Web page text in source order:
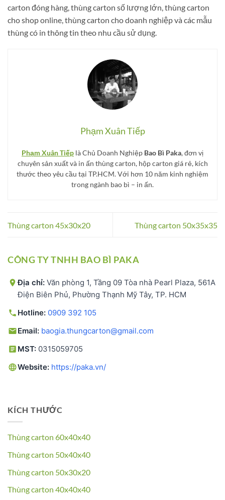
carton đóng hàng, thùng carton số lượng lớn, thùng carton
cho shop online, thùng carton cho doanh nghiệp và các mẫu
thùng có in thông tin theo nhu cầu sử dụng.
Phạm Xuân Tiếp
Phạm Xuân Tiếp là Chủ Doanh Nghiệp Bao Bì Paka, đơn vị
chuyên sản xuất và in ấn thùng carton, hộp carton giá rẻ, kích
thước theo yêu cầu tại TP.HCM. Với hơn 10 năm kinh nghiệm
trong ngành bao bì – in ấn.
Thùng carton 45x30x20 Thùng carton 50x35x35
CÔNG TY TNHH BAO BÌ PAKA
Địa chỉ: Văn phòng 1, Tầng 09 Tòa nhà Pearl Plaza, 561A
Điện Biên Phủ, Phường Thạnh Mỹ Tây, TP. HCM
Hotline: 0909 392 105
Email: baogia.thungcarton@gmail.com
MST: 0315059705
Website: https://paka.vn/
KÍCH THƯỚC
Thùng carton 60x40x40
Thùng carton 50x40x40
Thùng carton 50x30x20
Thùng carton 40x40x40